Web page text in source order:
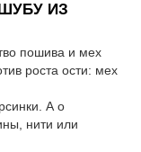
ИЗ
пошива и мех
роста ости: мех
А о
нити или